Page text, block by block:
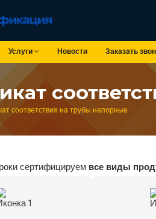
Услуги Новости Заказать
соответствия на трубы напорные
сертифицируем все виды